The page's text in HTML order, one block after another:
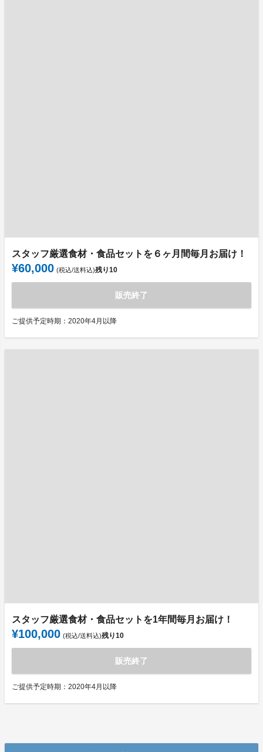
スタッフ厳選食材・食品セットを６ヶ月間毎月お届け！
¥60,000 (税込/送料込)残り10
販売終了
ご提供予定時期：2020年4月以降
スタッフ厳選食材・食品セットを1年間毎月お届け！
¥100,000 (税込/送料込)残り10
販売終了
ご提供予定時期：2020年4月以降